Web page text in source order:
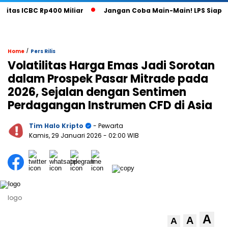
ICBC Rp400 Miliar Jangan Coba Main-Main! LPS Siap
Home / Pers Rilis
Volatilitas Harga Emas Jadi Sorotan
dalam Prospek Pasar Mitrade pada
2026, Sejalan dengan Sentimen
Perdagangan Instrumen CFD di Asia
Tim Halo Kripto
- Pewarta
Kamis, 29 Januari 2026 - 02:00 WIB
logo
A A A